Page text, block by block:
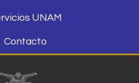
UNAM
Contacto